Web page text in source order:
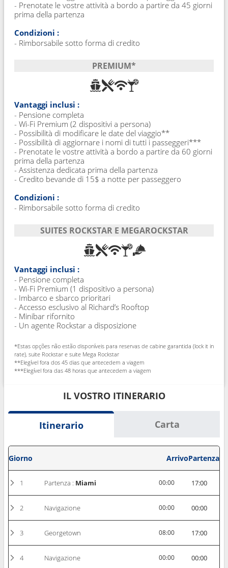
- Prenotate le vostre attività a bordo a partire da 45 giorni
prima della partenza
Condizioni :
- Rimborsabile sotto forma di credito
PREMIUM*
Vantaggi inclusi :
- Pensione completa
- Wi-Fi Premium (2 dispositivi a persona)
- Possibilità di modificare le date del viaggio**
- Possibilità di aggiornare i nomi di tutti i passeggeri***
- Prenotate le vostre attività a bordo a partire da 60 giorni
prima della partenza
- Assistenza dedicata prima della partenza
- Credito bevande di 15$ a notte per passeggero
Condizioni :
- Rimborsabile sotto forma di credito
SUITES ROCKSTAR E MEGAROCKSTAR
Vantaggi inclusi :
- Pensione completa
- Wi-Fi Premium (1 dispositivo a persona)
- Imbarco e sbarco prioritari
- Accesso esclusivo al Richard’s Rooftop
- Minibar rifornito
- Un agente Rockstar a disposizione
*Estas opções não estão disponíveis para reservas de cabine garantida (lock it in
rate), suite Rockstar e suite Mega Rockstar
**Elegível fora dos 45 dias que antecedem a viagem
***Elegível fora das 48 horas que antecedem a viagem
IL VOSTRO ITINERARIO
Itinerario Carta
Giorno ArrivoPartenza
1 Partenza : Miami 00:00 17:00
2 Navigazione 00:00 00:00
3 Georgetown 08:00 17:00
4 Navigazione 00:00 00:00